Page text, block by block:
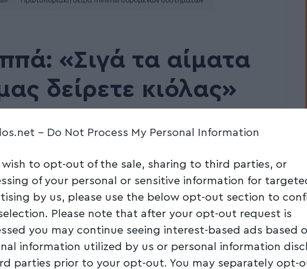
- Do Not Process My Personal Information
wish to opt-out of the sale, sharing to third parties, or
of your personal or sensitive information for
by us, please use the below opt-out section to
Please note that after your opt-out request is
you may continue seeing interest-based ads based
information utilized by us or personal information
parties prior to your opt-out. You may separately opt-
«Σιγά τα αίματα
δείρετε κιόλας»
Share 2 Min Read